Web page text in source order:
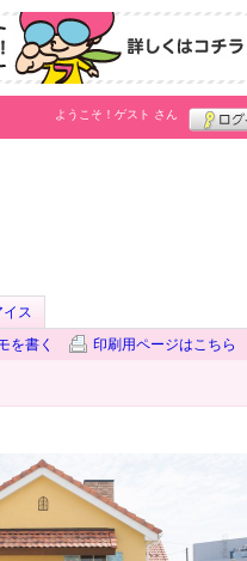
ようこそ！ ゲスト さん
ス
を書く 印刷用ページはこちら